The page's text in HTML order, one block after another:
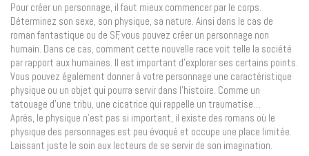
Pour créer un personnage, il faut mieux commencer par le corps.
Déterminez son sexe, son physique, sa nature. Ainsi dans le cas de
roman fantastique ou de SF, vous pouvez créer un personnage non
humain. Dans ce cas, comment cette nouvelle race voit telle la société
par rapport aux humaines. Il est important d’explorer ses certains points.
Vous pouvez également donner à votre personnage une caractéristique
physique ou un objet qui pourra servir dans l’histoire. Comme un
tatouage d’une tribu, une cicatrice qui rappelle un traumatise…
Après, le physique n’est pas si important, il existe des romans où le
physique des personnages est peu évoqué et occupe une place limitée.
Laissant juste le soin aux lecteurs de se servir de son imagination.